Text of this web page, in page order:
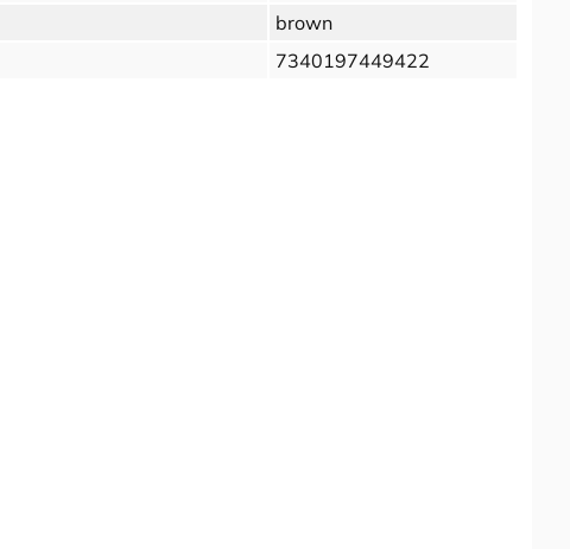
brown
7340197449422